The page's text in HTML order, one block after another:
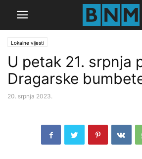
Lokalne vijesti
U petak 21. srpnja
Dragarske
20. srpnja 2023.